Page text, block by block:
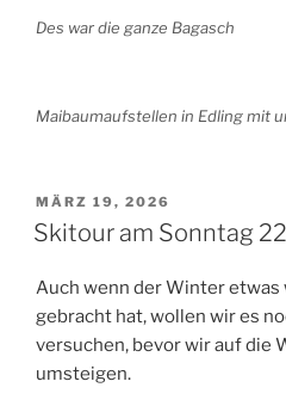
Des war die ganze Bagasch
Maibaumaufstellen in Edling mit
VERÖFFENTLICHT
AM
MÄRZ 19, 2026
Skitour am Sonntag
Auch wenn der Winter etwas
gebracht hat, wollen wir es
versuchen, bevor wir auf die
umsteigen.